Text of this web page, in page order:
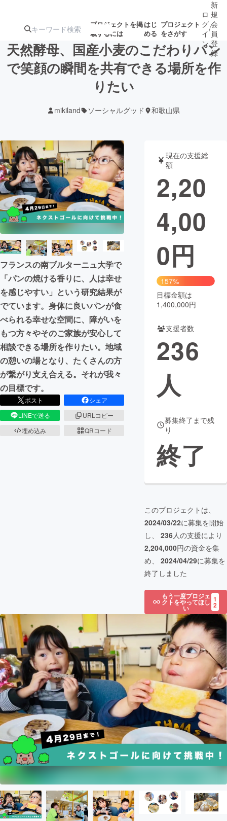
プロジェクトを掲
載するには
はじ
める
プロジェクト
をさがす
注目の新着プロ募集終了が近いプ
テクノロジー・ガジェット
映像・映画 書籍・雑誌
ビジネス・起業 チャレンジ
まちづくり・地域活性化
CAMPFIRE for Social Good
CAMPFIRE Creation
CAMPFIREふるさと納税machi-ya コミュニティ
ロ
グ
イ
ン
/
新
規
会
員
登
録
天然酵母、国産小麦のこだわりパン
で笑顔の瞬間を共有できる場所を作
りたい
mikiland ソーシャルグッド 和歌山県
フランスの南ブルターニュ大学で
「パンの焼ける香りに、人は幸せ
を感じやすい」という研究結果が
でています。身体に良いパンが食
べられる幸せな空間に、障がいを
もつ方々やそのご家族が安心して
相談できる場所を作りたい。地域
の憩いの場となり、たくさんの方
が繋がり支え合える。それが我々
の目標です。
ポスト
シェア
LINEで送る
URLコピー
埋め込み
QRコード
現在の支援総
額
2,20
4,00
0円
157%
目標金額は
1,400,000円
支援者数
236
人
募集終了まで残
り
終了
このプロジェクトは、
2024/03/22に募集を開始
し、 236人の支援により
2,204,000円の資金を集
め、 2024/04/29に募集を
終了しました
もう一度プロジェ
クトをやってほし
い
1
2